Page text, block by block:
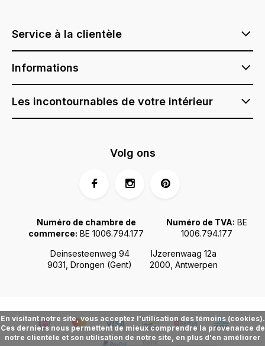
Service à la clientèle
Informations
Les incontournables de votre intérieur
Deinsesteenweg 94
9031, Drongen (Gent)
IJzerenwaag 12a
2000, Antwerpen
Numéro de chambre de
commerce: BE 1006.794.177
Numéro de TVA: BE
1006.794.177
Volg ons
En visitant notre site, vous acceptez l'utilisation des témoins (cookies).
Ces derniers nous permettent de mieux comprendre la provenance de
notre clientèle et son utilisation de notre site, en plus d'en améliorer